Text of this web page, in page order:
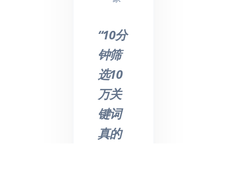
“10分
钟筛
选10
万关
键词
真的